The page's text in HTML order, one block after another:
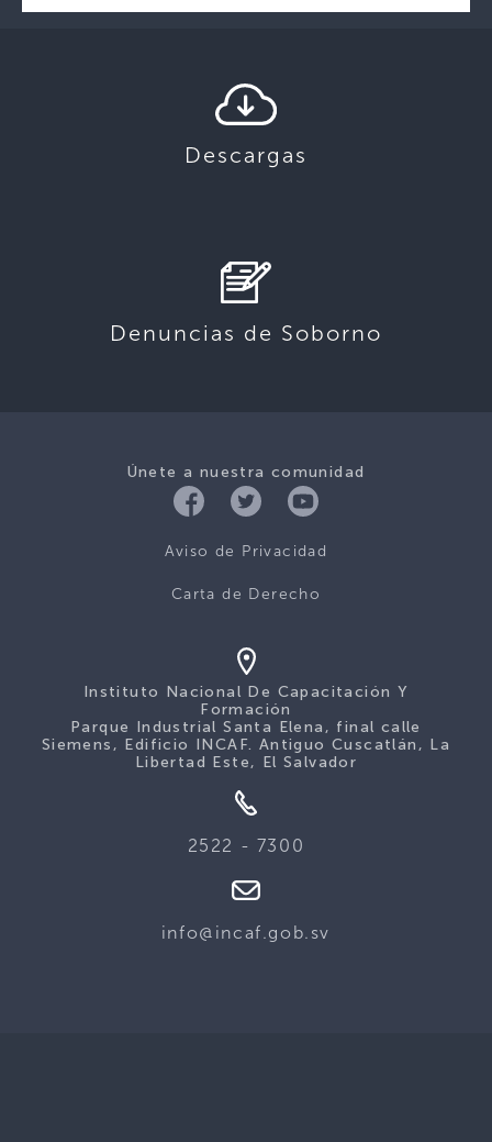
Descargas
Denuncias de Soborno
Únete a nuestra comunidad
Aviso de Privacidad
Carta de Derecho
Instituto Nacional De Capacitación Y
Formación
Parque Industrial Santa Elena, final calle
Siemens, Edificio INCAF. Antiguo Cuscatlán, La
Libertad Este, El Salvador
2522 - 7300
info@incaf.gob.sv